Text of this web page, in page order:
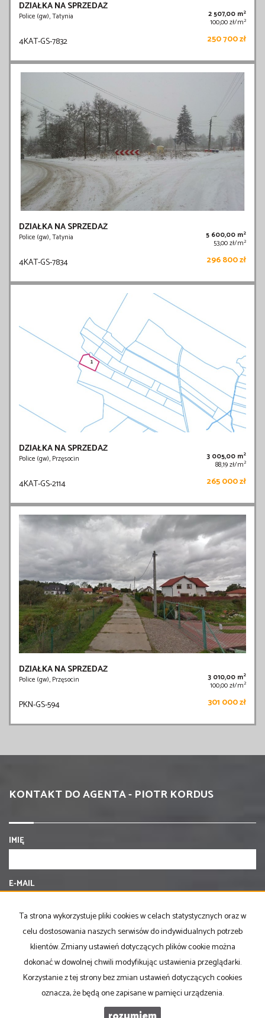
DZIAŁKA NA SPRZEDAŻ
Police (gw), Tatynia 2 507,00 m2
100,00 zł/m2
4KAT-GS-7832 250 700 zł
DZIAŁKA NA SPRZEDAŻ
Police (gw), Tatynia 5 600,00 m2
53,00 zł/m2
4KAT-GS-7834 296 800 zł
DZIAŁKA NA SPRZEDAŻ
Police (gw), Przęsocin 3 005,00 m2
88,19 zł/m2
4KAT-GS-2114 265 000 zł
DZIAŁKA NA SPRZEDAŻ
Police (gw), Przęsocin 3 010,00 m2
100,00 zł/m2
PKN-GS-594 301 000 zł
KONTAKT DO AGENTA - PIOTR KORDUS
IMIĘ
E-MAIL
TELEFON KOMÓRKOWY
KOD ZABEZPIECZAJĄCY
Ta strona wykorzystuje pliki cookies w celach statystycznych oraz w
celu dostosowania naszych serwisów do indywidualnych potrzeb
klientów. Zmiany ustawień dotyczących plików cookie można
dokonać w dowolnej chwili modyfikując ustawienia przeglądarki.
Korzystanie z tej strony bez zmian ustawień dotyczących cookies
oznacza, że będą one zapisane w pamięci urządzenia.